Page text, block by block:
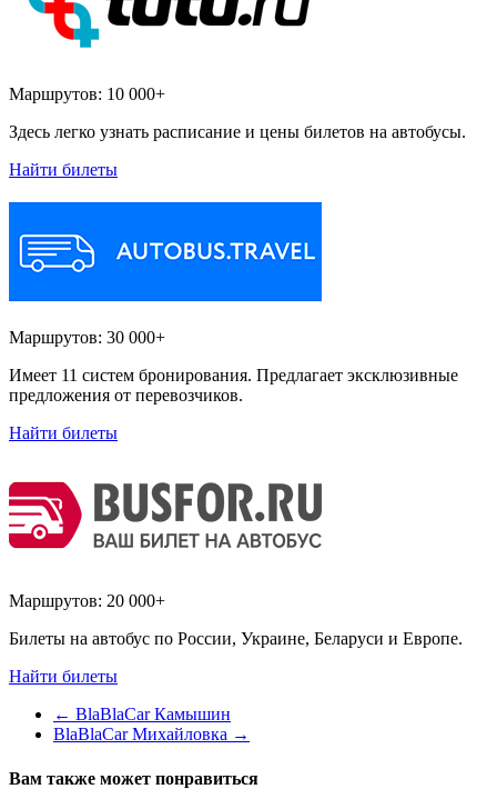
Маршрутов: 10 000+
Здесь легко узнать расписание и цены билетов на автобусы.
Найти билеты
Маршрутов: 30 000+
Имеет 11 систем бронирования. Предлагает эксклюзивные
предложения от перевозчиков.
Найти билеты
Маршрутов: 20 000+
Билеты на автобус по России, Украине, Беларуси и Европе.
Найти билеты
← BlaBlaCar Камышин
BlaBlaCar Михайловка →
Вам также может понравиться